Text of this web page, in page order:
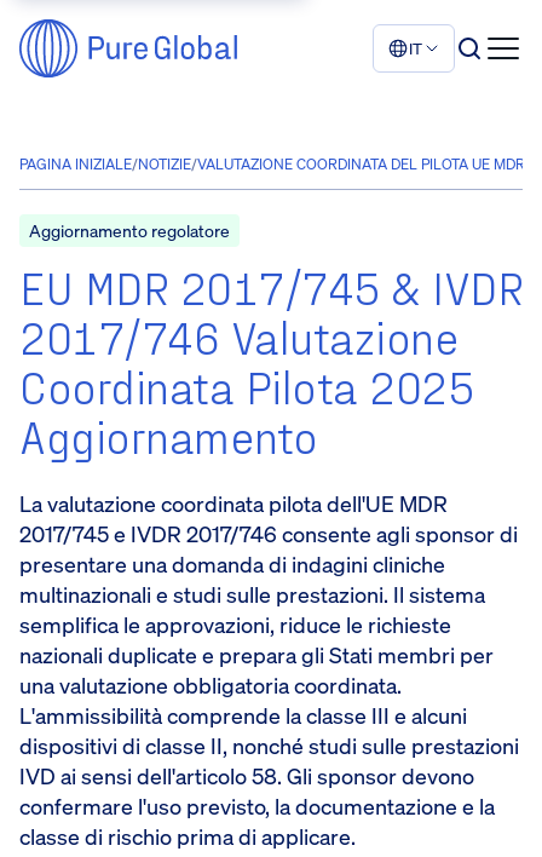
IT
PAGINA INIZIALE/NOTIZIE/VALUTAZIONE COORDINATA DEL PILOTA UE MDR
Aggiornamento regolatore
EU MDR 2017/745 & IVDR
2017/746 Valutazione
Coordinata Pilota 2025
Aggiornamento
La valutazione coordinata pilota dell'UE MDR
2017/745 e IVDR 2017/746 consente agli sponsor di
presentare una domanda di indagini cliniche
multinazionali e studi sulle prestazioni. Il sistema
semplifica le approvazioni, riduce le richieste
nazionali duplicate e prepara gli Stati membri per
una valutazione obbligatoria coordinata.
L'ammissibilità comprende la classe III e alcuni
dispositivi di classe II, nonché studi sulle prestazioni
IVD ai sensi dell'articolo 58. Gli sponsor devono
confermare l'uso previsto, la documentazione e la
classe di rischio prima di applicare.